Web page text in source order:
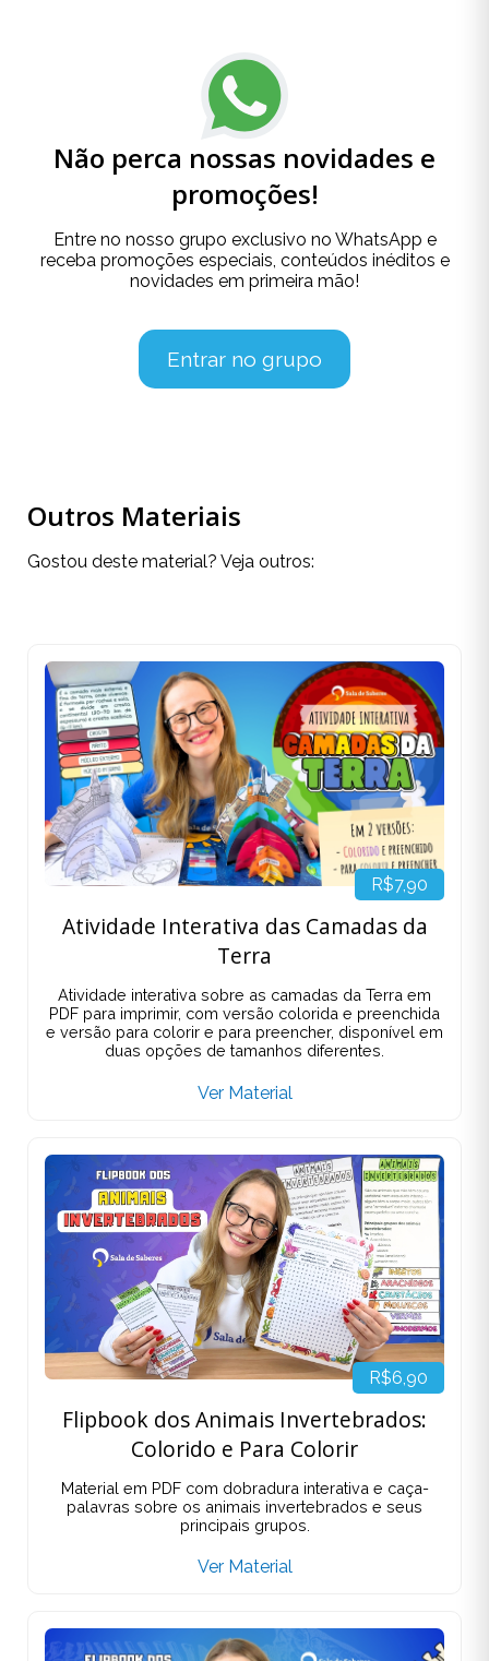
Não perca nossas novidades e
promoções!
Entre no nosso grupo exclusivo no WhatsApp e
receba promoções especiais, conteúdos inéditos e
novidades em primeira mão!
Entrar no grupo
Outros Materiais
Gostou deste material? Veja outros:
R$7,90
Atividade Interativa das Camadas da
Terra
Atividade interativa sobre as camadas da Terra em
PDF para imprimir, com versão colorida e preenchida
e versão para colorir e para preencher, disponível em
duas opções de tamanhos diferentes.
Ver Material
R$6,90
Flipbook dos Animais Invertebrados:
Colorido e Para Colorir
Material em PDF com dobradura interativa e caça-
palavras sobre os animais invertebrados e seus
principais grupos.
Ver Material